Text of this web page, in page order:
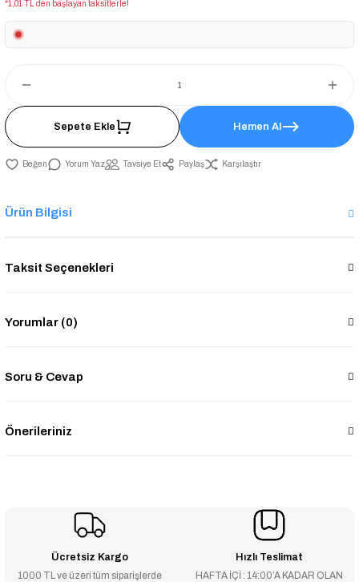
*1,01 TL den başlayan taksitlerle!
Sepete Ekle Hemen Al
Yorum Yaz Tavsiye Et Paylaş Karşılaştır
Ürün Bilgisi
Taksit Seçenekleri
Yorumlar (0)
Soru & Cevap
Önerileriniz
Ücretsiz Kargo
1000 TL ve üzeri tüm siparişlerde
Hızlı Teslimat
HAFTA İÇİ : 14:00’A KADAR OLAN